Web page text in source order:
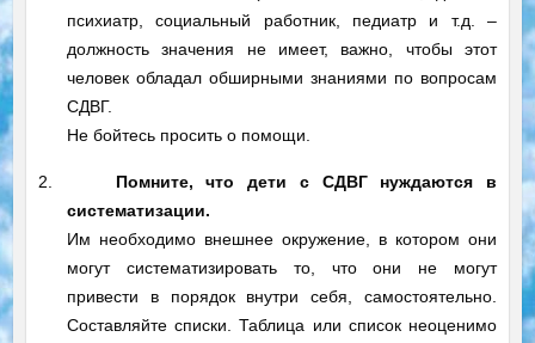
психиатр, социальный работник, педиатр и т.д. –
должность значения не имеет, важно, чтобы этот
человек обладал обширными знаниями по вопросам
СДВГ.
Не бойтесь просить о помощи.
2.
Помните, что дети с СДВГ нуждаются в
систематизации.
Им необходимо внешнее окружение, в котором они
могут систематизировать то, что они не могут
привести в порядок внутри себя, самостоятельно.
Составляйте списки. Таблица или список неоценимо